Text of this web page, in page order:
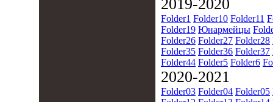
2019-2020
Folder1 Folder10 Folder11
Folder19 Юнармейцы
Folder26 Folder27 Folder28
Folder35 Folder36 Folder37
Folder44 Folder5 Folder6
2020-2021
Folder03 Folder04 Folder05